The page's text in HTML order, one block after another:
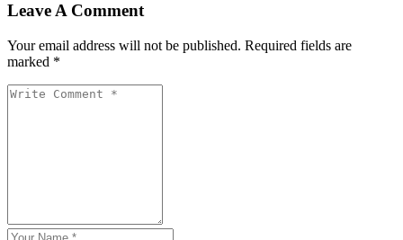
Leave A Comment
Your email address will not be published. Required fields are
marked *